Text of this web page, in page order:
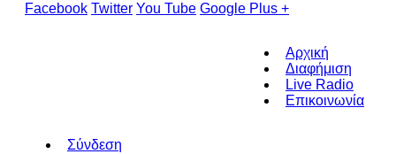
Facebook Twitter You Tube Google Plus +
Αρχική
Διαφήμιση
Live Radio
Επικοινωνία
Σύνδεση